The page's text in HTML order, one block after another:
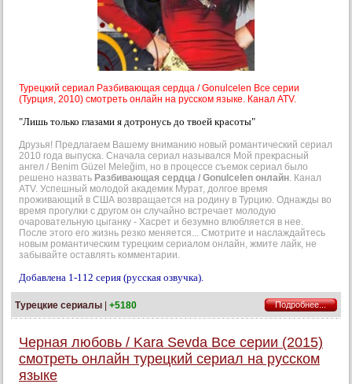
Турецкий сериал Разбивающая сердца / Gonulcelen Все серии
(Турция, 2010) смотреть онлайн на русском языке. Канал ATV.
"Лишь только глазами я дотронусь до твоей красоты"
Друзья! Предлагаем Вашему вниманию новый романтический сериал
2010 года выпуска. Сначала сериал назывался Мой прекрасный
ангел / Benim Güzel Meleğim, но в процессе съемок сериал было
решено назвать Разбивающая сердца / Gonulcelen онлайн . Канал
ATV. Успешный молодой академик Мурат, долгое время
проживающий в США возвращается на родину в Турцию. Однажды во
время прогулки с другом он случайно встречает молодую
очаровательную цыганку - Хасрет и безумно влюбляется в нее.
После этого его жизнь резко меняется... Смотрите и наслаждайтесь
новым романтическим турецким сериалом онлайн, жмите лайк, не
забывайте оставлять комментарии.
Добавлена 1-112 серия (русская озвучка).
Турецкие сериалы | +5180 Подробнее...
Черная любовь / Kara Sevda Все серии (2015)
смотреть онлайн турецкий сериал на русском
языке